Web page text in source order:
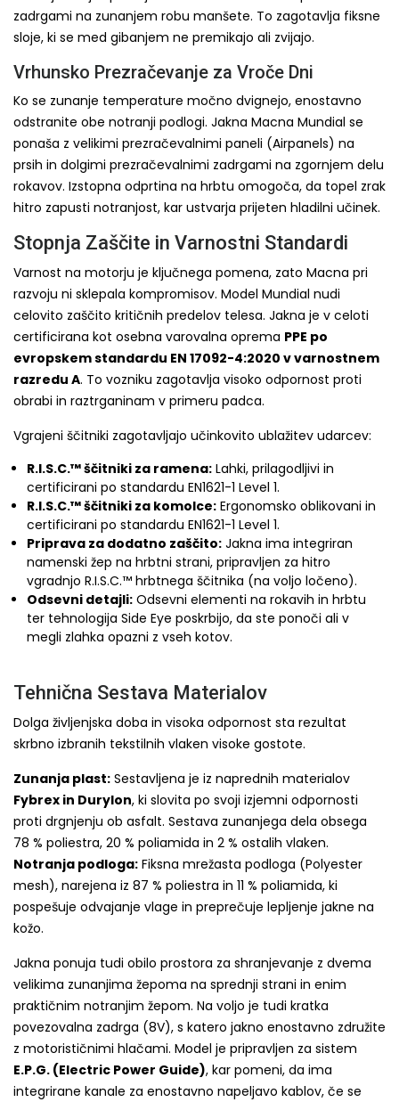
zadrgami na zunanjem robu manšete. To zagotavlja fiksne
sloje, ki se med gibanjem ne premikajo ali zvijajo.
Vrhunsko Prezračevanje za Vroče Dni
Ko se zunanje temperature močno dvignejo, enostavno
odstranite obe notranji podlogi. Jakna Macna Mundial se
ponaša z velikimi prezračevalnimi paneli (Airpanels) na
prsih in dolgimi prezračevalnimi zadrgami na zgornjem delu
rokavov. Izstopna odprtina na hrbtu omogoča, da topel zrak
hitro zapusti notranjost, kar ustvarja prijeten hladilni učinek.
Stopnja Zaščite in Varnostni Standardi
Varnost na motorju je ključnega pomena, zato Macna pri
razvoju ni sklepala kompromisov. Model Mundial nudi
celovito zaščito kritičnih predelov telesa. Jakna je v celoti
certificirana kot osebna varovalna oprema PPE po
evropskem standardu EN 17092-4:2020 v varnostnem
razredu A. To vozniku zagotavlja visoko odpornost proti
obrabi in raztrganinam v primeru padca.
Vgrajeni ščitniki zagotavljajo učinkovito ublažitev udarcev:
R.I.S.C.™ ščitniki za ramena: Lahki, prilagodljivi in
certificirani po standardu EN1621-1 Level 1.
R.I.S.C.™ ščitniki za komolce: Ergonomsko oblikovani in
certificirani po standardu EN1621-1 Level 1.
Priprava za dodatno zaščito: Jakna ima integriran
namenski žep na hrbtni strani, pripravljen za hitro
vgradnjo R.I.S.C.™ hrbtnega ščitnika (na voljo ločeno).
Odsevni detajli: Odsevni elementi na rokavih in hrbtu
ter tehnologija Side Eye poskrbijo, da ste ponoči ali v
megli zlahka opazni z vseh kotov.
Tehnična Sestava Materialov
Dolga življenjska doba in visoka odpornost sta rezultat
skrbno izbranih tekstilnih vlaken visoke gostote.
Zunanja plast: Sestavljena je iz naprednih materialov
Fybrex in Durylon, ki slovita po svoji izjemni odpornosti
proti drgnjenju ob asfalt. Sestava zunanjega dela obsega
78 % poliestra, 20 % poliamida in 2 % ostalih vlaken.
Notranja podloga: Fiksna mrežasta podloga (Polyester
mesh), narejena iz 87 % poliestra in 11 % poliamida, ki
pospešuje odvajanje vlage in preprečuje lepljenje jakne na
kožo.
Jakna ponuja tudi obilo prostora za shranjevanje z dvema
velikima zunanjima žepoma na sprednji strani in enim
praktičnim notranjim žepom. Na voljo je tudi kratka
povezovalna zadrga (8V), s katero jakno enostavno združite
z motorističnimi hlačami. Model je pripravljen za sistem
E.P.G. (Electric Power Guide), kar pomeni, da ima
integrirane kanale za enostavno napeljavo kablov, če se